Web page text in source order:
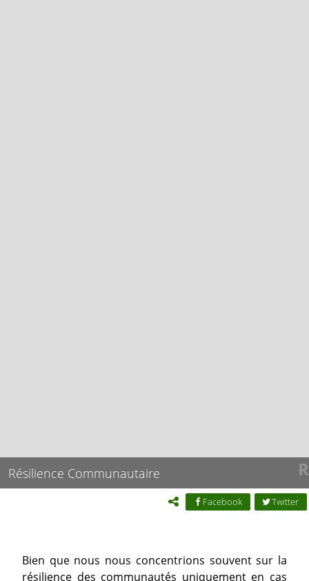
R
Résilience Communautaire
Twitter
Facebook
Bien que nous nous concentrions souvent sur la
résilience des communautés uniquement en cas